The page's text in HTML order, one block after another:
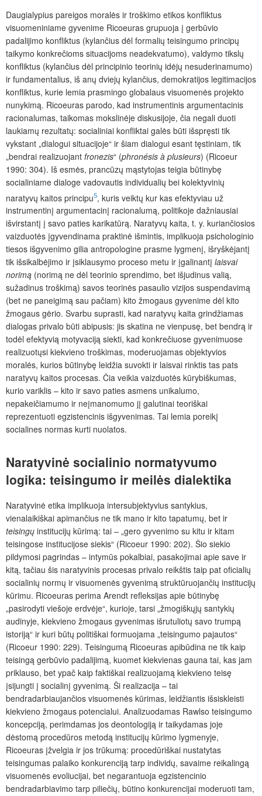
Daugialypius pareigos moralės ir troškimo etikos konfliktus
visuomeniniame gyvenime Ricoeuras grupuoja į gerbūvio
padalijimo konfliktus (kylančius dėl formalių teisingumo principų
taikymo konkrečioms situacijoms neadekvatumo), valdymo tikslų
konfliktus (kylančius dėl principinio teorinių idėjų nesuderinamumo)
ir fundamentalius, iš anų dviejų kylančius, demokratijos legitimacijos
konfliktus, kurie lemia prasmingo globalaus visuomenės projekto
nunykimą. Ricoeuras parodo, kad instrumentinis argumentacinis
racionalumas, taikomas mokslinėje diskusijoje, čia negali duoti
laukiamų rezultatų: socialiniai konfliktai galės būti išspręsti tik
vykstant „dialogui situacijoje“ ir šiam dialogui esant tęstiniam, tik
„bendrai realizuojant fronezis“ (phronésis à plusieurs) (Ricoeur
1990: 304). Iš esmės, prancūzų mąstytojas teigia būtinybę
socialiniame dialoge vadovautis individualių bei kolektyvinių
naratyvų kaitos principu5, kuris veiktų kur kas efektyviau už
instrumentinį argumentacinį racionalumą, politikoje dažniausiai
išvirstantį į savo paties karikatūrą. Naratyvų kaita, t. y. kuriančiosios
vaizduotės įgyvendinama praktinė išmintis, implikuoja psichologinio
tiesos išgyvenimo gilia antropologine prasme lygmenį, išryškėjantį
tik išsikalbėjimo ir įsiklausymo proceso metu ir įgalinantį laisvai
norimą (norimą ne dėl teorinio sprendimo, bet išjudinus valią,
sužadinus troškimą) savos teorinės pasaulio vizijos suspendavimą
(bet ne paneigimą sau pačiam) kito žmogaus gyvenime dėl kito
žmogaus gėrio. Svarbu suprasti, kad naratyvų kaita grindžiamas
dialogas privalo būti abipusis: jis skatina ne vienpusę, bet bendrą ir
todėl efektyvią motyvaciją siekti, kad konkrečiuose gyvenimuose
realizuotųsi kiekvieno troškimas, moderuojamas objektyvios
moralės, kurios būtinybę leidžia suvokti ir laisvai rinktis tas pats
naratyvų kaitos procesas. Čia veikia vaizduotės kūrybiškumas,
kurio variklis – kito ir savo paties asmens unikalumo,
nepakeičiamumo ir neįmanomumo jį galutinai teoriškai
reprezentuoti egzistencinis išgyvenimas. Tai lemia poreikį
socialines normas kurti nuolatos.
Naratyvinė socialinio normatyvumo
logika: teisingumo ir meilės dialektika
Naratyvinė etika implikuoja intersubjektyvius santykius,
vienalaikiškai apimančius ne tik mano ir kito tapatumų, bet ir
teisingų institucijų kūrimą: tai – „gero gyvenimo su kitu ir kitam
teisingose institucijose siekis“ (Ricoeur 1990: 202). Šio siekio
pildymosi pagrindas – intymūs pokalbiai, pasakojimai apie save ir
kitą, tačiau šis naratyvinis procesas privalo reikštis taip pat oficialių
socialinių normų ir visuomenės gyvenimą struktūruojančių institucijų
kūrimu. Ricoeuras perima Arendt refleksijas apie būtinybę
„pasirodyti viešoje erdvėje“, kurioje, tarsi „žmogiškųjų santykių
audinyje, kiekvieno žmogaus gyvenimas išrutuliotų savo trumpą
istoriją“ ir kuri būtų politiškai formuojama „teisingumo pajautos“
(Ricoeur 1990: 229). Teisingumą Ricoeuras apibūdina ne tik kaip
teisingą gerbūvio padalijimą, kuomet kiekvienas gauna tai, kas jam
priklauso, bet ypač kaip faktiškai realizuojamą kiekvieno teisę
įsijungti į socialinį gyvenimą. Ši realizacija – tai
bendradarbiaujančios visuomenės kūrimas, leidžiantis išsiskleisti
kiekvieno žmogaus potencialui. Analizuodamas Rawlso teisingumo
koncepciją, perimdamas jos deontologiją ir taikydamas joje
dėstomą procedūros metodą institucijų kūrimo lygmenyje,
Ricoeuras įžvelgia ir jos trūkumą: procedūriškai nustatytas
teisingumas palaiko konkurenciją tarp individų, savaime reikalingą
visuomenės evoliucijai, bet negarantuoja egzistencinio
bendradarbiavimo tarp piliečių, būtino konkurencijai moderuoti tam,